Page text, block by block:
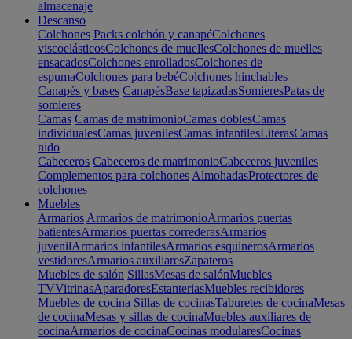
almacenaje
Descanso
Colchones Packs colchón y canapéColchones
viscoelásticosColchones de muellesColchones de muelles
ensacadosColchones enrolladosColchones de
espumaColchones para bebéColchones hinchables
Canapés y bases CanapésBase tapizadasSomieresPatas de
somieres
Camas Camas de matrimonioCamas doblesCamas
individualesCamas juvenilesCamas infantilesLiterasCamas
nido
Cabeceros Cabeceros de matrimonioCabeceros juveniles
Complementos para colchones AlmohadasProtectores de
colchones
Muebles
Armarios Armarios de matrimonioArmarios puertas
batientesArmarios puertas correderasArmarios
juvenilArmarios infantilesArmarios esquinerosArmarios
vestidoresArmarios auxiliaresZapateros
Muebles de salón SillasMesas de salónMuebles
TVVitrinasAparadoresEstanteriasMuebles recibidores
Muebles de cocina Sillas de cocinasTaburetes de cocinaMesas
de cocinaMesas y sillas de cocinaMuebles auxiliares de
cocinaArmarios de cocinaCocinas modularesCocinas